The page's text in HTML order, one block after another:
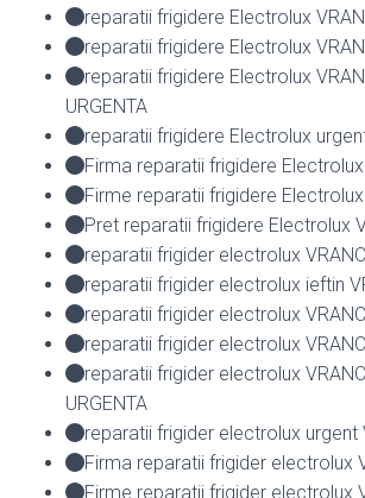
reparatii frigidere Electrolux
reparatii frigidere Electrolux
reparatii frigidere Electrolux
URGENTA
reparatii frigidere Electrolux
Firma reparatii frigidere Electrolux
Firme reparatii frigidere Electrolux
Pret reparatii frigidere Electrolux
reparatii frigider electrolux
reparatii frigider electrolux ieftin
reparatii frigider electrolux
reparatii frigider electrolux
reparatii frigider electrolux
URGENTA
reparatii frigider electrolux urgent
Firma reparatii frigider electrolux
Firme reparatii frigider electrolux